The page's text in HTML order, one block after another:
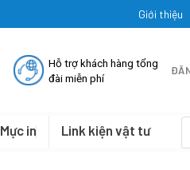
Giới thiệu
Hỗ trợ khách hàng tổng
đài miễn phí
Mực in Link kiện vật tư